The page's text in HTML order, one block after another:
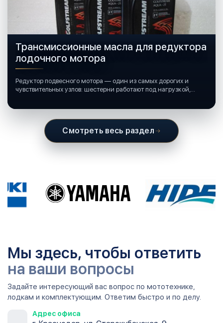
Трансмиссионные масла для редуктора
лодочного мотора
Редуктор подвесного мотора — один из самых дорогих и
чувствительных узлов: шестерни работают под нагрузкой,
Смотреть весь раздел
Мы здесь, чтобы ответить
на ваши вопросы
Задайте интересующий вас вопрос по мототехнике,
лодкам и комплектующим. Ответим быстро и по делу.
Адрес офиса